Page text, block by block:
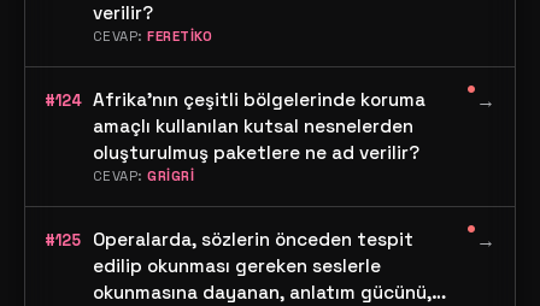
verilir?
CEVAP:FERETİKO
#124 Afrika'nın çeşitli bölgelerinde koruma
amaçlı kullanılan kutsal nesnelerden
oluşturulmuş paketlere ne ad verilir?
CEVAP:GRİGRİ
•→
#125
Operalarda, sözlerin önceden tespit
edilip okunması gereken seslerle
okunmasına dayanan, anlatım gücünü,
•→